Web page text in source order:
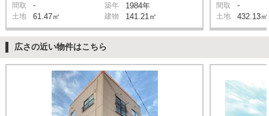
間取 - 築年 1984年
土地 61.47㎡ 建物 141.21㎡
間取 -
土地 432.13㎡
広さの近い物件はこちら